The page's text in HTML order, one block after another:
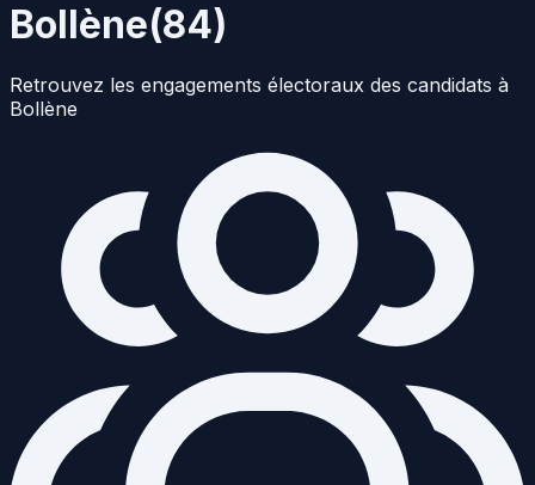
Bollène(84)
Retrouvez les engagements électoraux des candidats à
Bollène